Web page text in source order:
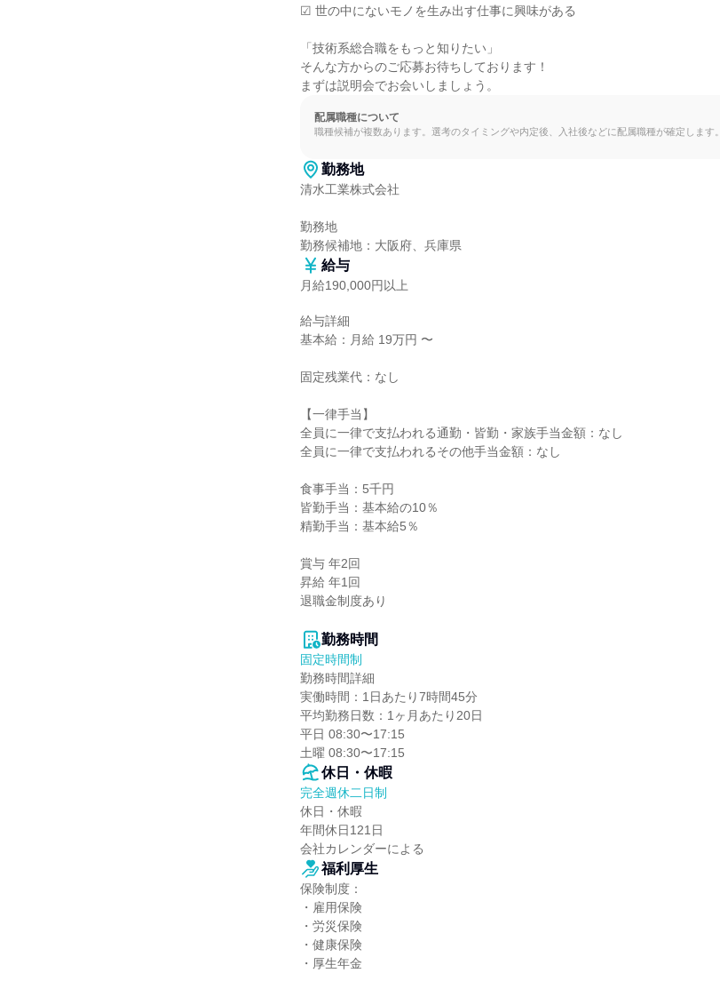
☑ 世の中にないモノを生み出す仕事に興味がある
「技術系総合職をもっと知りたい」
そんな方からのご応募お待ちしております！
まずは説明会でお会いしましょう。
配属職種について
職種候補が複数あります。選考のタイミングや内定後、入社後などに配属職種が確定します。
勤務地
清水工業株式会社
勤務地
勤務候補地：大阪府、兵庫県
給与
月給190,000円以上
給与詳細
基本給：月給 19万円 〜
固定残業代：なし
【一律手当】
全員に一律で支払われる通勤・皆勤・家族手当金額：なし
全員に一律で支払われるその他手当金額：なし
食事手当：5千円
皆勤手当：基本給の10％
精勤手当：基本給5％
賞与 年2回
昇給 年1回
退職金制度あり
勤務時間
固定時間制
勤務時間詳細
実働時間：1日あたり7時間45分
平均勤務日数：1ヶ月あたり20日
平⽇ 08:30〜17:15
⼟曜 08:30〜17:15
休日・休暇
完全週休二日制
休日・休暇
年間休日121日
会社カレンダーによる
福利厚生
保険制度：
・雇用保険
・労災保険
・健康保険
・厚生年金